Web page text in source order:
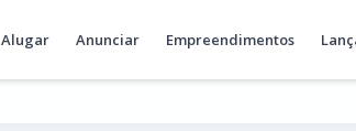
Alugar Anunciar Empreendimentos